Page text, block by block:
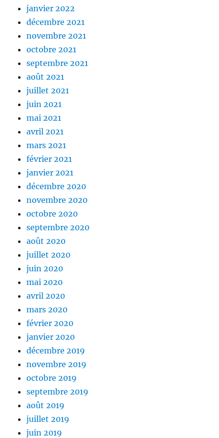
janvier 2022
décembre 2021
novembre 2021
octobre 2021
septembre 2021
août 2021
juillet 2021
juin 2021
mai 2021
avril 2021
mars 2021
février 2021
janvier 2021
décembre 2020
novembre 2020
octobre 2020
septembre 2020
août 2020
juillet 2020
juin 2020
mai 2020
avril 2020
mars 2020
février 2020
janvier 2020
décembre 2019
novembre 2019
octobre 2019
septembre 2019
août 2019
juillet 2019
juin 2019